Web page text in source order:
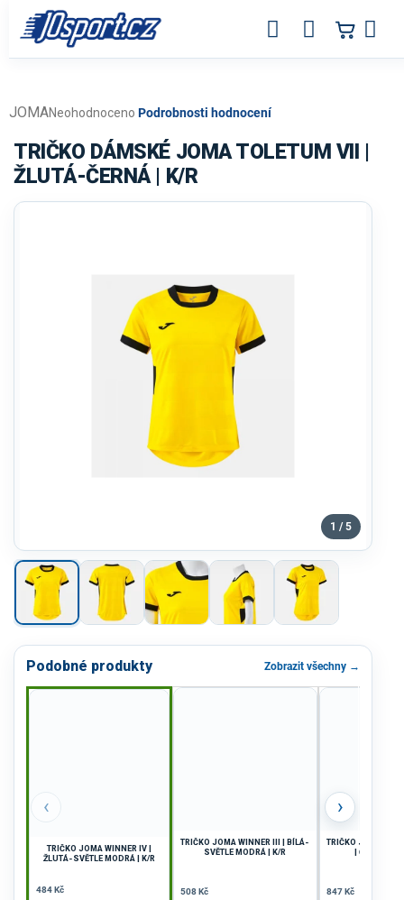
obsah
Průměrné
produktu
je
0,0
Neohodnoceno Podrobnosti hodnocení
JOMA
TRIČKO DÁMSKÉ JOMA TOLETUM VII |
ŽLUTÁ-ČERNÁ | K/R
1 / 5
Podobné produkty Zobrazit všechny →
‹
TRIČKO JOMA WINNER IV |
ŽLUTÁ-SVĚTLE MODRÁ | K/R
484 Kč
TRIČKO JOMA WINNER III | BÍLÁ-
SVĚTLE MODRÁ | K/R
508 Kč
TRIČKO JOMA
| ČERNÁ-
847 Kč
›